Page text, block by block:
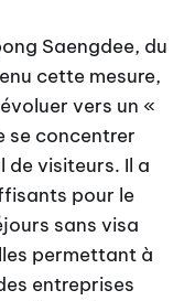
Saengdee, du
cette mesure,
vers un «
se concentrer
de visiteurs. Il a
pour le
sans visa
permettant à
entreprises